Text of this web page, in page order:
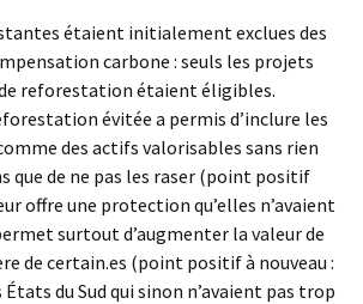
étaient initialement exclues des
carbone : seuls les projets
reforestation étaient éligibles.
évitée a permis d’inclure les
des actifs valorisables sans rien
que de ne pas les raser (point positif
offre une protection qu’elles n’avaient
surtout d’augmenter la valeur de
de certain.es (point positif à nouveau :
du Sud qui sinon n’avaient pas trop